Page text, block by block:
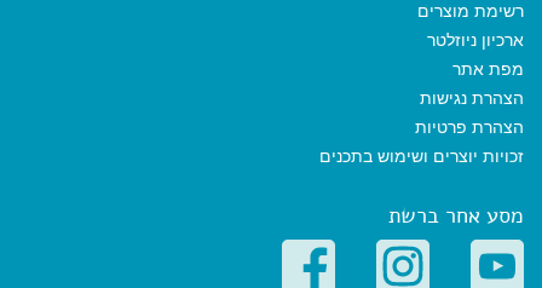
רשימת מוצרים
ארכיון ניוזלטר
מפת אתר
הצהרת נגישות
הצהרת פרטיות
זכויות יוצרים ושימוש בתכנים
מסע אחר ברשת